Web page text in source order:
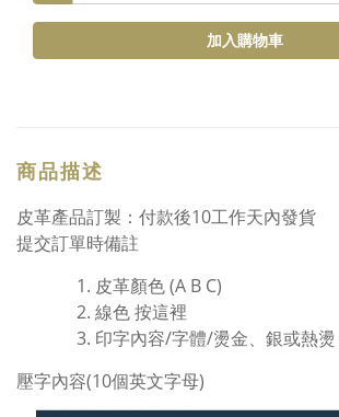
加入購物車
商品描述
皮革產品訂製：付款後10工作天內發貨
提交訂單時備註
皮革顏色 (A B C)
線色按這裡
印字內容/字體/燙金、銀或熱燙
壓字內容(10個英文字母)